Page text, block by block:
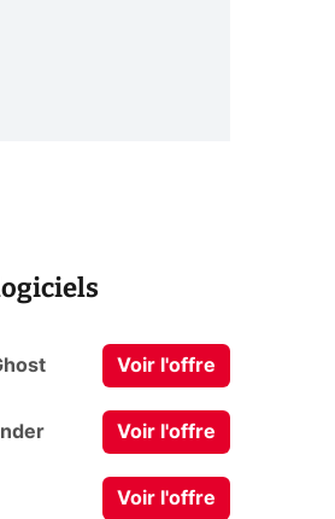
Voir l'offre
Voir l'offre
Voir l'offre